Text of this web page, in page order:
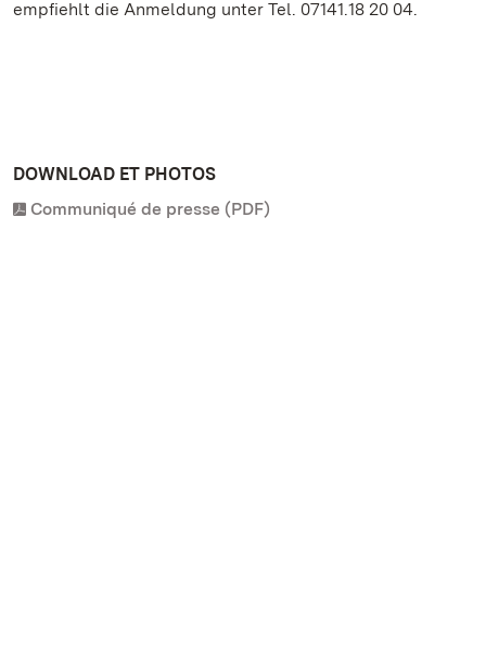
empfiehlt die Anmeldung unter Tel. 07141.18 20 04.
DOWNLOAD ET PHOTOS
Communiqué de presse (PDF)